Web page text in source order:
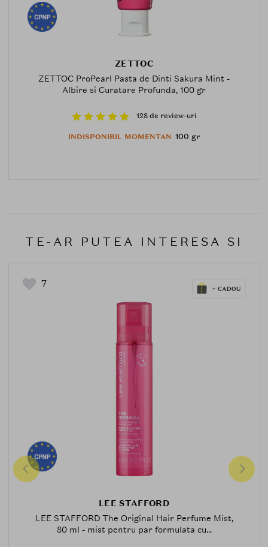
ZETTOC
ZETTOC ProPearl Pasta de Dinti Sakura Mint -
Albire si Curatare Profunda, 100 gr
128 de review-uri
INDISPONIBIL MOMENTAN 100 gr
TE-AR PUTEA INTERESA SI
7
LEE STAFFORD
LEE STAFFORD The Original Hair Perfume Mist,
80 ml - mist pentru par formulata cu...